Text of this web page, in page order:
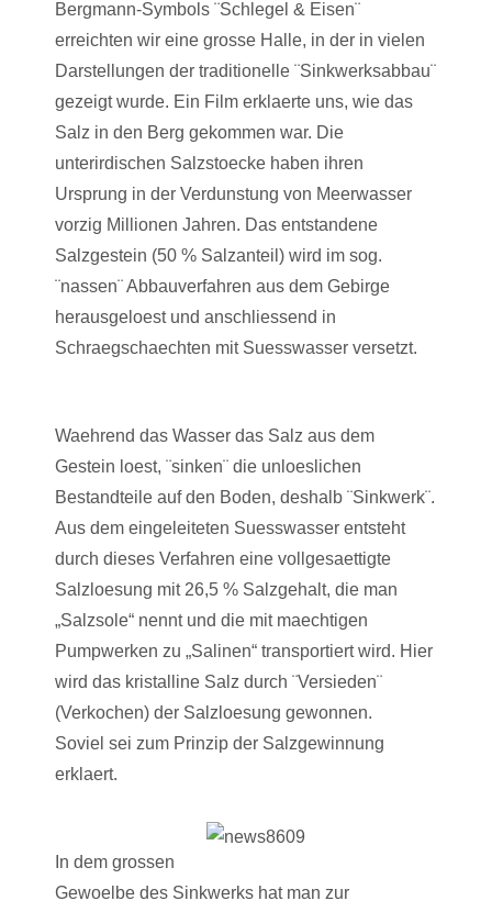
Bergmann-Symbols ¨Schlegel & Eisen¨
erreichten wir eine grosse Halle, in der in vielen
Darstellungen der traditionelle ¨Sinkwerksabbau¨
gezeigt wurde. Ein Film erklaerte uns, wie das
Salz in den Berg gekommen war. Die
unterirdischen Salzstoecke haben ihren
Ursprung in der Verdunstung von Meerwasser
vorzig Millionen Jahren. Das entstandene
Salzgestein (50 % Salzanteil) wird im sog.
¨nassen¨ Abbauverfahren aus dem Gebirge
herausgeloest und anschliessend in
Schraegschaechten mit Suesswasser versetzt.
Waehrend das Wasser das Salz aus dem
Gestein loest, ¨sinken¨ die unloeslichen
Bestandteile auf den Boden, deshalb ¨Sinkwerk¨.
Aus dem eingeleiteten Suesswasser entsteht
durch dieses Verfahren eine vollgesaettigte
Salzloesung mit 26,5 % Salzgehalt, die man
„Salzsole“ nennt und die mit maechtigen
Pumpwerken zu „Salinen“ transportiert wird. Hier
wird das kristalline Salz durch ¨Versieden¨
(Verkochen) der Salzloesung gewonnen.
Soviel sei zum Prinzip der Salzgewinnung
erklaert.
In dem grossen
Gewoelbe des Sinkwerks hat man zur